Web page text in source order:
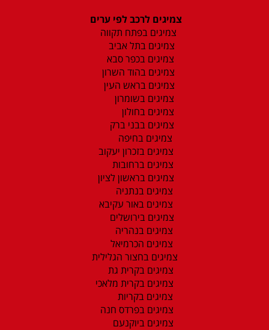
צמיגים לרכב לפי ערים
צמיגים בפתח תקווה
צמיגים בתל אביב
צמיגים בכפר סבא
צמיגים בהוד השרון
צמיגים בראש העין
צמיגים בשומרון
צמיגים בחולון
צמיגים בבני ברק
צמיגים בחיפה
צמיגים בזכרון יעקוב
צמיגים ברחובות
צמיגים בראשון לציון
צמיגים בנתניה
צמיגים באור עקיבא
צמיגים בירושלים
צמיגים בנהריה
צמיגים הכרמיאל
צמיגים בחצור הגלילית
צמיגים בקרית גת
צמיגים בקרית מלאכי
צמיגים בקריות
צמיגים בפרדס חנה
צמיגים ביוקנעם